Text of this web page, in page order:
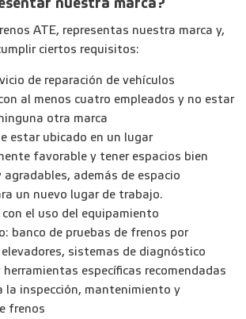
nuestra marca?
ATE, representas nuestra marca y,
ciertos requisitos:
de reparación de vehículos
al menos cuatro empleados y no estar
otra marca
estar ubicado en un lugar
favorable y tener espacios bien
agradables, además de espacio
un nuevo lugar de trabajo.
con el uso del equipamiento
banco de pruebas de frenos por
sistemas de diagnóstico
herramientas específicas recomendadas
la inspección, mantenimiento y
frenos